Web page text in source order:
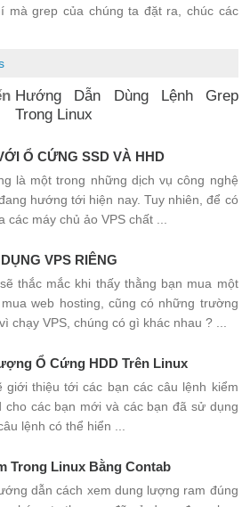
mà grep của chúng ta đặt ra, chúc các
Hướng Dẫn Dùng Lệnh Grep
Trong Linux
Ổ CỨNG SSD VÀ HHD
là một trong những dịch vụ công nghệ
hướng tới hiện nay. Tuy nhiên, để có
các máy chủ ảo VPS chất ...
VPS RIÊNG
thắc mắc khi thấy thằng bạn mua một
web hosting, cũng có những trường
chạy VPS, chúng có gì khác nhau ? ...
Ổ Cứng HDD Trên Linux
giới thiệu tới các bạn các câu lệnh kiểm
các bạn mới và các bạn đã sử dụng
lệnh có thể hiển ...
Trong Linux Bằng Contab
dẫn cách xem dung lượng ram đúng